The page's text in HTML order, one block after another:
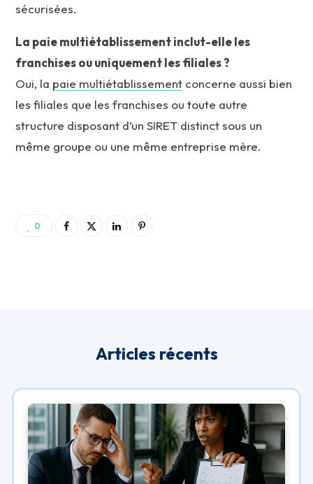
sécurisées.
La paie multiétablissement inclut-elle les
franchises ou uniquement les filiales ?
Oui, la paie multiétablissement concerne aussi bien
les filiales que les franchises ou toute autre
structure disposant d’un SIRET distinct sous un
même groupe ou une même entreprise mère.
0
Articles récents